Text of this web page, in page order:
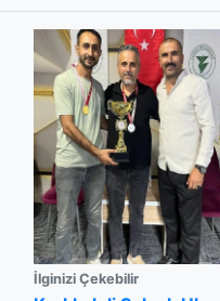
İlginizi Çekebilir